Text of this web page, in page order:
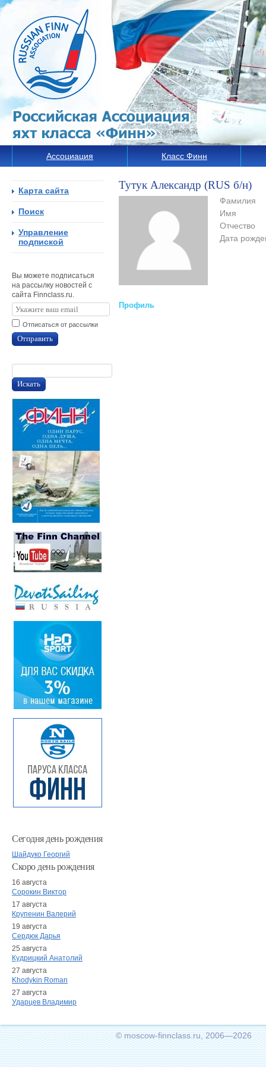
Ассоциация Класс Финн
Тутук Александр (RUS б/н)
Профиль
Фамилия
Имя
Отчество
Дата
Карта сайта
Поиск
Управление
подпиской
Вы можете подписаться
на рассылку новостей с
сайта Finnclass.ru.
Отписаться от рассылки
Отправить
Искать
Сегодня день рождения
Шайдуко Георгий
Скоро день рождения
16 августа
Сорокин Виктор
17 августа
Крупенин Валерий
19 августа
Сердюк Дарья
25 августа
Кудрицкий Анатолий
27 августа
Khodykin Roman
27 августа
Ударцев Владимир
© moscow-finnclass.ru, 2006—2026